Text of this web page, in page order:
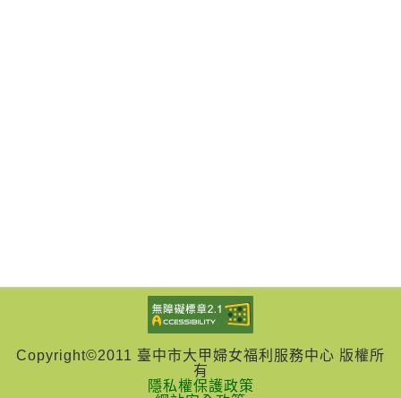
Copyright©2011 臺中市大甲婦女福利服務中心 版權所
有
隱私權保護政策